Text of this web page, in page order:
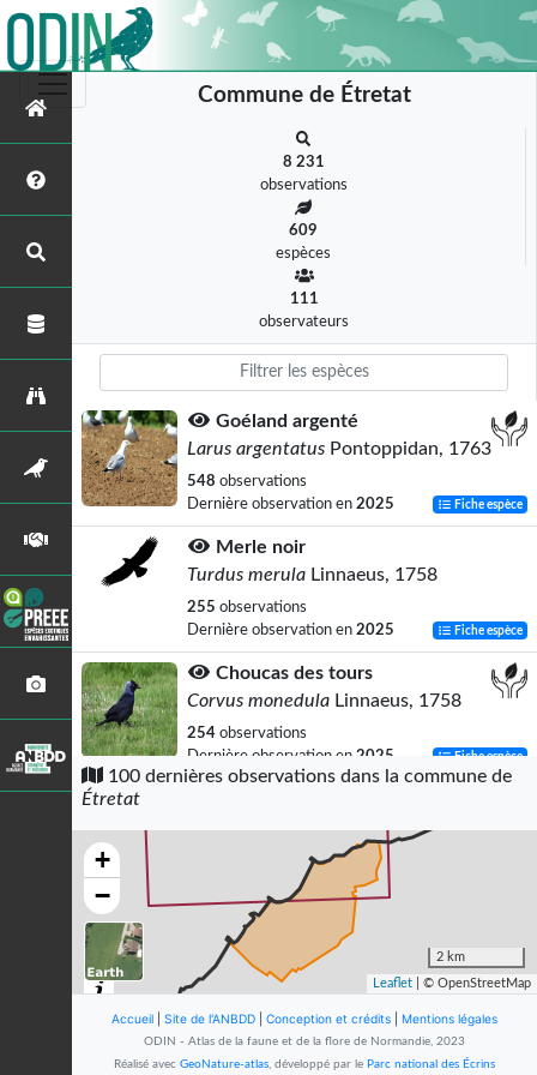
Commune de Étretat
8 231
observations
609
espèces
111
observateurs
Goéland argenté
Larus argentatus Pontoppidan, 1763
548 observations
Dernière observation en 2025 Fiche espèce
Merle noir
Turdus merula Linnaeus, 1758
255 observations
Dernière observation en 2025 Fiche espèce
Choucas des tours
Corvus monedula Linnaeus, 1758
254 observations
Dernière observation en 2025 Fiche espèce
Fringilla coelebsLinnaeus, 1758
Dernière observation en 2025
Pigeon ramier
Columba palumbus
Linnaeus, 1758
204
observations
Linotte mélodieuse
100 dernières observations dans la commune de
Étretat
+
−
2 km
Leaflet | © OpenStreetMap
Accueil Site de l'ANBDD Conception et crédits Mentions légales
ODIN - Atlas de la faune et de la flore de Normandie, 2023
Réalisé avec GeoNature-atlas, développé par le Parc national des Écrins